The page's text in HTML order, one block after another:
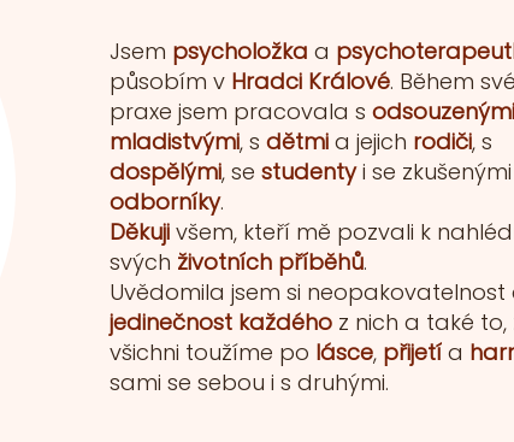
Jsem psycholožka a
působím v Hradci Králové. Během
praxe jsem pracovala s odsouzenými
mladistvými, s dětmi a jejich rodiči, s
dospělými, se studentyi se zkušenými
odborníky.
Děkuji všem, kteří mě pozvali k
svých životních příběhů.
Uvědomila jsem si neopakovatelnost
jedinečnost každého z nich a také to,
všichni toužíme po lásce, přijetí a
sami se sebou i s druhými.